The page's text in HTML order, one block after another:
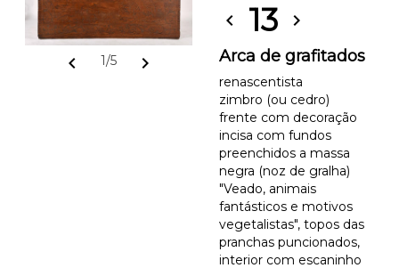
chevron_left 1/5 chevron_right
chevron_left 13 chevron_right
Arca de grafitados
renascentista
zimbro (ou cedro)
frente com decoração
incisa com fundos
preenchidos a massa
negra (noz de gralha)
"Veado, animais
fantásticos e motivos
vegetalistas", topos das
pranchas puncionados,
interior com escaninho